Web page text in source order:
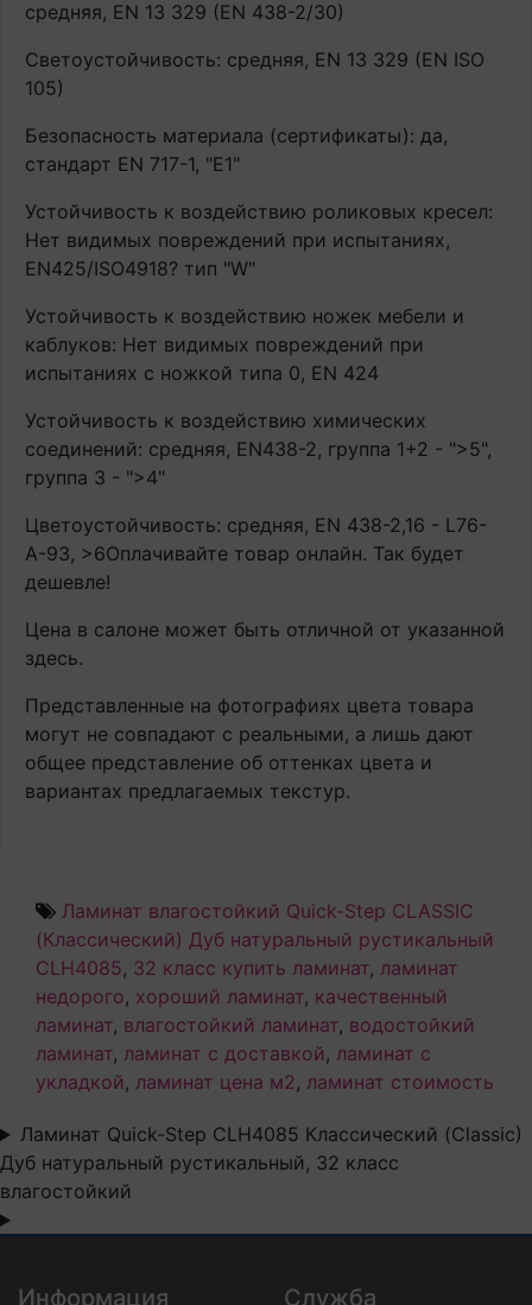
средняя, EN 13 329 (EN 438-2/30)
Светоустойчивость: средняя, EN 13 329 (EN ISO
105)
Безопасность материала (сертификаты): да,
стандарт EN 717-1, "E1"
Устойчивость к воздействию роликовых кресел:
Нет видимых повреждений при испытаниях,
EN425/ISO4918? тип "W"
Устойчивость к воздействию ножек мебели и
каблуков: Нет видимых повреждений при
испытаниях с ножкой типа 0, EN 424
Устойчивость к воздействию химических
соединений: средняя, EN438-2, группа 1+2 - ">5",
группа 3 - ">4"
Цветоустойчивость: средняя, EN 438-2,16 - L76-
A-93, >6Оплачивайте товар онлайн. Так будет
дешевле!
Цена в салоне может быть отличной от указанной
здесь.
Представленные на фотографиях цвета товара
могут не совпадают с реальными, а лишь дают
общее представление об оттенках цвета и
вариантах предлагаемых текстур.
Ламинат влагостойкий Quick-Step CLASSIC
(Классический) Дуб натуральный рустикальный
CLH4085, 32 класс купить ламинат, ламинат
недорого, хороший ламинат, качественный
ламинат, влагостойкий ламинат, водостойкий
ламинат, ламинат с доставкой, ламинат с
укладкой, ламинат цена м2, ламинат стоимость
Ламинат Quick-Step CLH4085 Классический (Classic)
Дуб натуральный рустикальный, 32 класс
влагостойкий
Информация Служба